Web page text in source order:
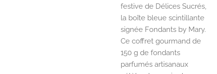
festive de Délices Sucrés,
la boîte bleue scintillante
signée Fondants by Mary.
Ce coffret gourmand de
150 g de fondants
parfumés artisanaux